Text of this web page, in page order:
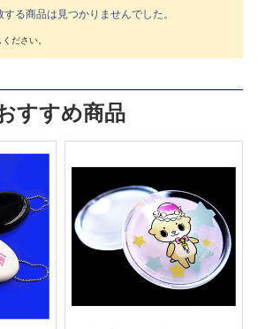
る商品は見つかりませんでした。
すすめ商品